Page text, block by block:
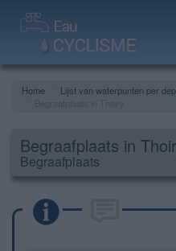
Home Lijst van waterpunten per
Begraafplaats in
Begraafplaats